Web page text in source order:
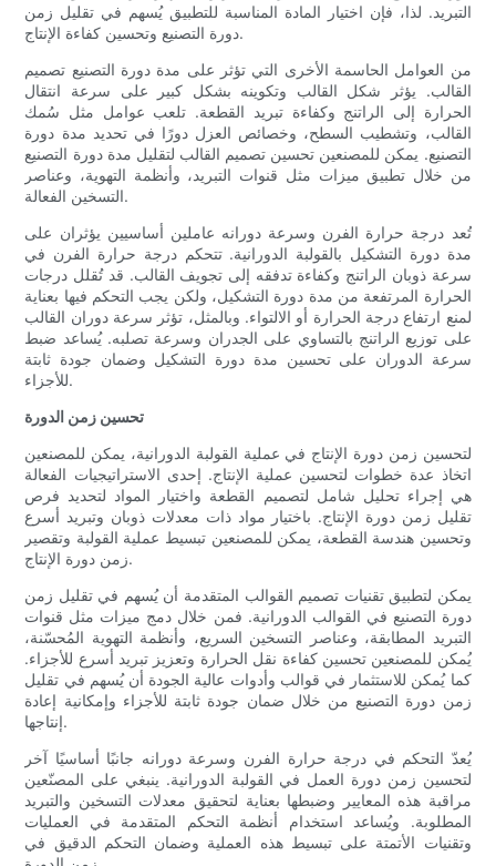
التبريد. لذا، فإن اختيار المادة المناسبة للتطبيق يُسهم في تقليل زمن
دورة التصنيع وتحسين كفاءة الإنتاج.
من العوامل الحاسمة الأخرى التي تؤثر على مدة دورة التصنيع تصميم
القالب. يؤثر شكل القالب وتكوينه بشكل كبير على سرعة انتقال
الحرارة إلى الراتنج وكفاءة تبريد القطعة. تلعب عوامل مثل سُمك
القالب، وتشطيب السطح، وخصائص العزل دورًا في تحديد مدة دورة
التصنيع. يمكن للمصنعين تحسين تصميم القالب لتقليل مدة دورة التصنيع
من خلال تطبيق ميزات مثل قنوات التبريد، وأنظمة التهوية، وعناصر
التسخين الفعالة.
تُعد درجة حرارة الفرن وسرعة دورانه عاملين أساسيين يؤثران على
مدة دورة التشكيل بالقولبة الدورانية. تتحكم درجة حرارة الفرن في
سرعة ذوبان الراتنج وكفاءة تدفقه إلى تجويف القالب. قد تُقلل درجات
الحرارة المرتفعة من مدة دورة التشكيل، ولكن يجب التحكم فيها بعناية
لمنع ارتفاع درجة الحرارة أو الالتواء. وبالمثل، تؤثر سرعة دوران القالب
على توزيع الراتنج بالتساوي على الجدران وسرعة تصلبه. يُساعد ضبط
سرعة الدوران على تحسين مدة دورة التشكيل وضمان جودة ثابتة
للأجزاء.
تحسين زمن الدورة
لتحسين زمن دورة الإنتاج في عملية القولبة الدورانية، يمكن للمصنعين
اتخاذ عدة خطوات لتحسين عملية الإنتاج. إحدى الاستراتيجيات الفعالة
هي إجراء تحليل شامل لتصميم القطعة واختيار المواد لتحديد فرص
تقليل زمن دورة الإنتاج. باختيار مواد ذات معدلات ذوبان وتبريد أسرع
وتحسين هندسة القطعة، يمكن للمصنعين تبسيط عملية القولبة وتقصير
زمن دورة الإنتاج.
يمكن لتطبيق تقنيات تصميم القوالب المتقدمة أن يُسهم في تقليل زمن
دورة التصنيع في القوالب الدورانية. فمن خلال دمج ميزات مثل قنوات
التبريد المطابقة، وعناصر التسخين السريع، وأنظمة التهوية المُحسّنة،
يُمكن للمصنعين تحسين كفاءة نقل الحرارة وتعزيز تبريد أسرع للأجزاء.
كما يُمكن للاستثمار في قوالب وأدوات عالية الجودة أن يُسهم في تقليل
زمن دورة التصنيع من خلال ضمان جودة ثابتة للأجزاء وإمكانية إعادة
إنتاجها.
يُعدّ التحكم في درجة حرارة الفرن وسرعة دورانه جانبًا أساسيًا آخر
لتحسين زمن دورة العمل في القولبة الدورانية. ينبغي على المصنّعين
مراقبة هذه المعايير وضبطها بعناية لتحقيق معدلات التسخين والتبريد
المطلوبة. ويُساعد استخدام أنظمة التحكم المتقدمة في العمليات
وتقنيات الأتمتة على تبسيط هذه العملية وضمان التحكم الدقيق في